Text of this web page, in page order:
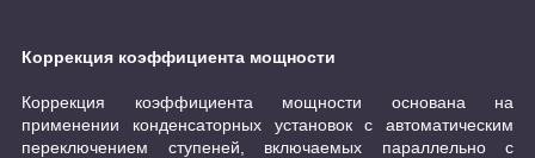
Коррекция коэффициента мощности
Коррекция коэффициента мощности основана на
применении конденсаторных установок с автоматическим
переключением ступеней, включаемых параллельно с